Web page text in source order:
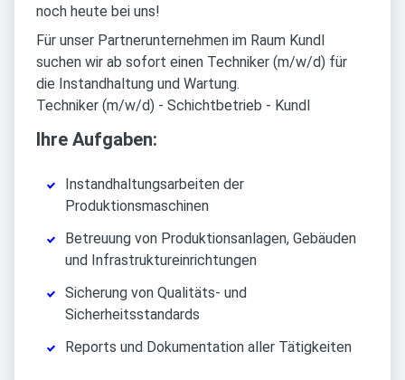
noch heute bei uns!
Für unser Partnerunternehmen im Raum Kundl
suchen wir ab sofort einen Techniker (m/w/d) für
die Instandhaltung und Wartung.
Techniker (m/w/d) - Schichtbetrieb - Kundl
Ihre Aufgaben:
Instandhaltungsarbeiten der
Produktionsmaschinen
Betreuung von Produktionsanlagen, Gebäuden
und Infrastruktureinrichtungen
Sicherung von Qualitäts- und
Sicherheitsstandards
Reports und Dokumentation aller Tätigkeiten